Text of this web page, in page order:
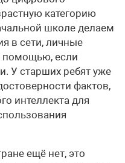
категорию
школе делаем
в сети, личные
помощью, если
У старших ребят уже
фактов,
интеллекта для
ещё нет, это